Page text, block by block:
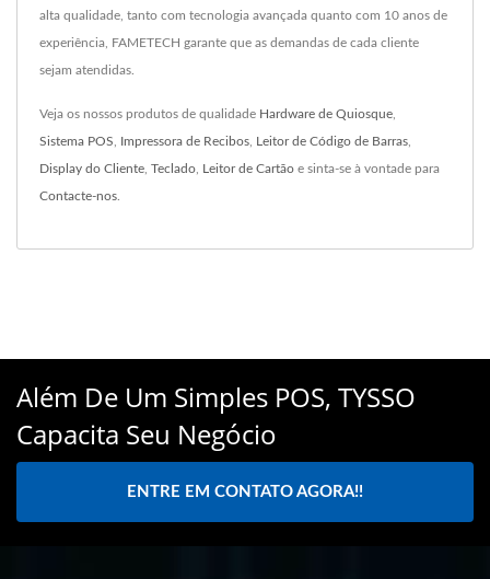
alta qualidade, tanto com tecnologia avançada quanto com 10 anos de
experiência, FAMETECH garante que as demandas de cada cliente
sejam atendidas.
Veja os nossos produtos de qualidade Hardware de Quiosque
Sistema POS Impressora de Recibos Leitor de Código de Barras
Display do Cliente Teclado Leitor de Cartão e sinta-se à vontade para
Contacte-nos
Além De Um Simples POS, TYSSO
Capacita Seu Negócio
ENTRE EM CONTATO AGORA!!